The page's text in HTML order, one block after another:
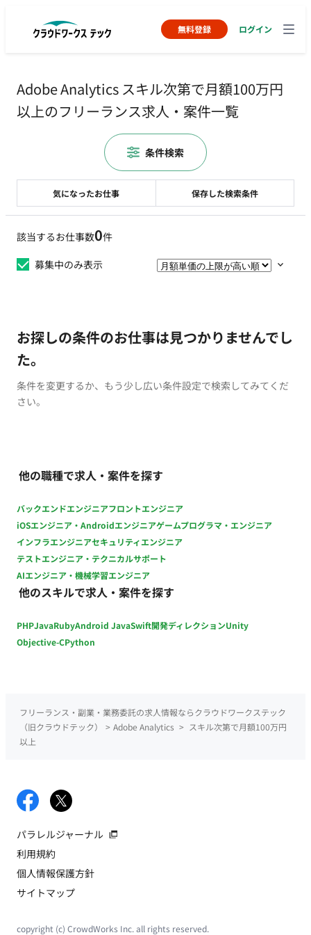
無料登録 ログイン
Adobe Analytics スキル次第で月額100万円
以上のフリーランス求人・案件一覧
該当するお仕事数0件
募集中のみ表示
お探しの条件のお仕事は見つかりませんでし
た。
条件を変更するか、もう少し広い条件設定で検索してみてくだ
さい。
他の職種で求人・案件を探す
バックエンドエンジニアフロントエンジニア
iOSエンジニア・Androidエンジニアゲームプログラマ・エンジニア
インフラエンジニアセキュリティエンジニア
テストエンジニア・テクニカルサポート
AIエンジニア・機械学習エンジニア
他のスキルで求人・案件を探す
PHPJavaRubyAndroid JavaSwift開発ディレクションUnity
Objective-CPython
気になったお仕事 保存した検索条件
条件検索
フリーランス・副業・業務委託の求人情報ならクラウドワークステック
（旧クラウドテック）
> Adobe Analytics > スキル次第で月額100万円
以上
パラレルジャーナル
利用規約
個人情報保護方針
サイトマップ
copyright (c) CrowdWorks Inc. all rights reserved.